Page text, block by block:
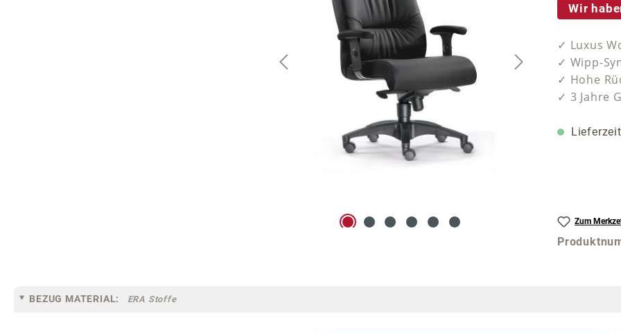
Wir
✓ Luxus
✓ Wipp-
✓ Hohe
✓ 3 Jahre
Zum
BEZUG MATERIAL: ERA Stoffe